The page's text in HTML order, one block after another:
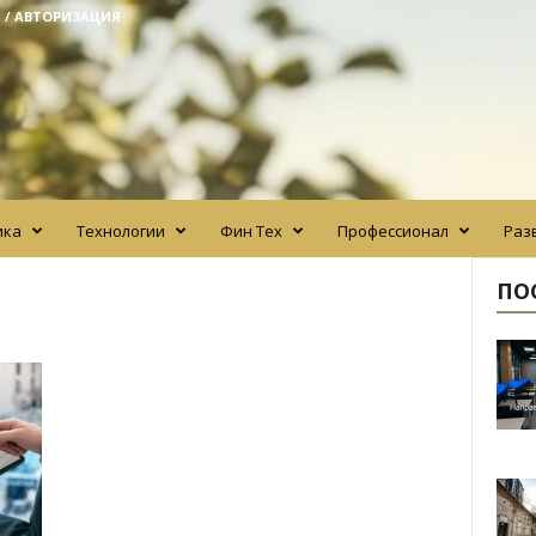
/ АВТОРИЗАЦИЯ
Технологии Фин Тех Профессионал